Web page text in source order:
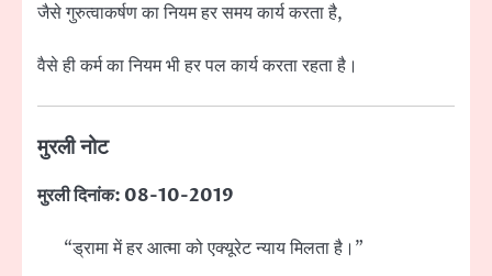
जैसे गुरुत्वाकर्षण का नियम हर समय कार्य करता है,
वैसे ही कर्म का नियम भी हर पल कार्य करता रहता है।
मुरली नोट
मुरली दिनांक: 08-10-2019
“ड्रामा में हर आत्मा को एक्यूरेट न्याय मिलता है।”